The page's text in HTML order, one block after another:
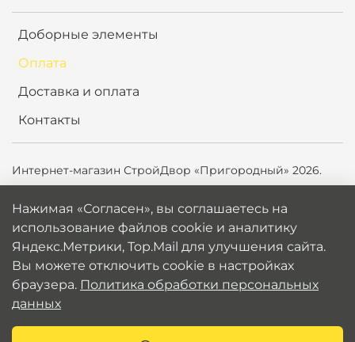
Доборные элементы
Оплата
Доставка и оплата
Контакты
Интернет-магазин СтройДвор «Пригородный» 2026.
использование файлов cookie и аналитику
Яндекс.Метрики, Top.Mail.ru для улучшения сайта. Вы
можете отключить cookie в настройках браузера.
Политика обработки персональных данных
Нажимая «Согласен», вы соглашаетесь на
использование файлов cookie и аналитику
Яндекс.Метрики, Top.Mail для улучшения сайта.
Вы можете отключить cookie в настройках
браузера. Политика обработки персональных
данных